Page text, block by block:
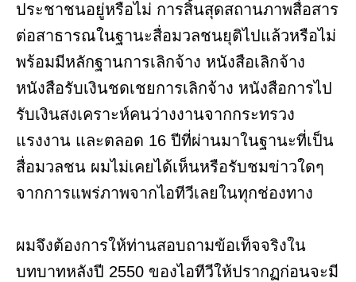
ประชาชนอยู่หรือไม่ การสิ้นสุดสถานภาพสื่อสาร
ต่อสาธารณในฐานะสื่อมวลชนยุติไปแล้วหรือไม่
พร้อมมีหลักฐานการเลิกจ้าง หนังสือเลิกจ้าง
หนังสือรับเงินชดเชยการเลิกจ้าง หนังสือการไป
รับเงินสงเคราะห์คนว่างงานจากกระทรวง
แรงงาน และตลอด 16 ปีที่ผ่านมาในฐานะที่เป็น
สื่อมวลชน ผมไม่เคยได้เห็นหรือรับชมข่าวใดๆ
จากการแพร่ภาพจากไอทีวีเลยในทุกช่องทาง
ผมจึงต้องการให้ท่านสอบถามข้อเท็จจริงใน
บทบาทหลังปี 2550 ของไอทีวีให้ปรากฏก่อนจะมี